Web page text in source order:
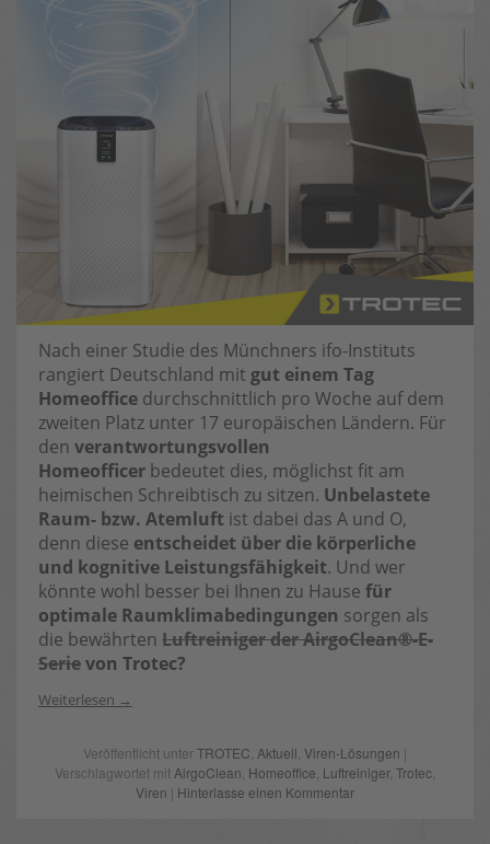
Nach einer Studie des Münchners ifo-Instituts
rangiert Deutschland mit gut einem Tag
Homeoffice durchschnittlich pro Woche auf dem
zweiten Platz unter 17 europäischen Ländern. Für
den verantwortungsvollen
Homeofficer bedeutet dies, möglichst fit am
heimischen Schreibtisch zu sitzen. Unbelastete
Raum- bzw. Atemluft ist dabei das A und O,
denn diese entscheidet über die körperliche
und kognitive Leistungsfähigkeit. Und wer
könnte wohl besser bei Ihnen zu Hause für
optimale Raumklimabedingungen sorgen als
die bewährten Luftreiniger der AirgoClean®-E-
Serievon Trotec?
Weiterlesen
Veröffentlicht unterTROTEC Aktuell Viren-Lösungen |
Verschlagwortet mit AirgoClean Homeoffice Luftreiniger, Trotec
Viren | Hinterlasse einen Kommentar